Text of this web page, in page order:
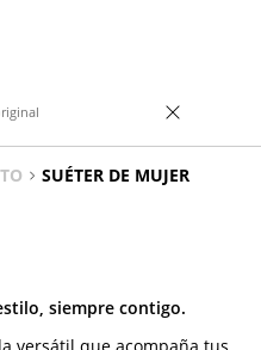
SUÉTER DE MUJER
siempre contigo.
versátil que acompaña tus